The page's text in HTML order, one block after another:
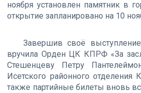
ноября установлен памятник в
открытие запланировано на 10
Завершив своё
вручила Орден ЦК КПРФ «За
Стешенцеву Петру
Исетского районного
также партийные билеты вновь